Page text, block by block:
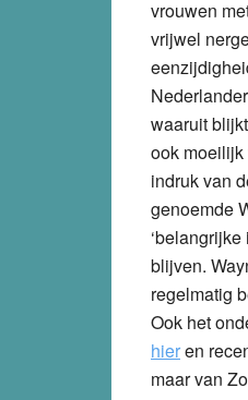
vrouwen
vrijwel
waaruit
ook
indruk van
genoemde
blijven.
regelmatig
Ook het
hieren
maar van